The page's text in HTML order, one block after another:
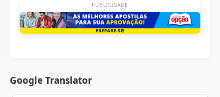
PUBLICIDADE
Google Translator